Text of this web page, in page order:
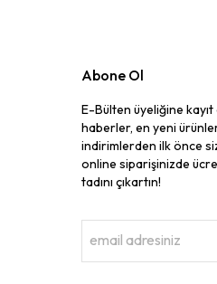
Abone Ol
E-Bülten üyeliğine
haberler, en yeni
indirimlerden ilk önce
online siparişinizde
tadını çıkartın!